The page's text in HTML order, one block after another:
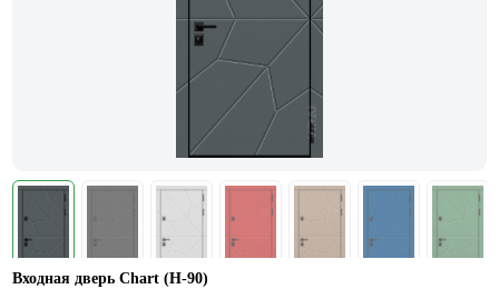
Входная дверь Chart (Н-90)